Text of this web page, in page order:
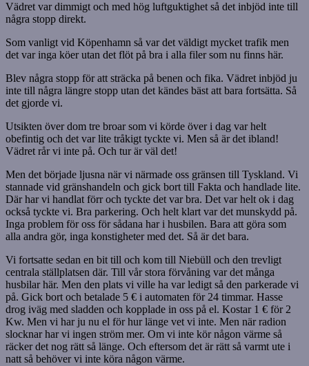
Vädret var dimmigt och med hög luftguktighet så det inbjöd inte till
några stopp direkt.
Som vanligt vid Köpenhamn så var det väldigt mycket trafik men
det var inga köer utan det flöt på bra i alla filer som nu finns här.
Blev några stopp för att sträcka på benen och fika. Vädret inbjöd ju
inte till några längre stopp utan det kändes bäst att bara fortsätta. Så
det gjorde vi.
Utsikten över dom tre broar som vi körde över i dag var helt
obefintig och det var lite tråkigt tyckte vi. Men så är det ibland!
Vädret rår vi inte på. Och tur är väl det!
Men det började ljusna när vi närmade oss gränsen till Tyskland. Vi
stannade vid gränshandeln och gick bort till Fakta och handlade lite.
Där har vi handlat förr och tyckte det var bra. Det var helt ok i dag
också tyckte vi. Bra parkering. Och helt klart var det munskydd på.
Inga problem för oss för sådana har i husbilen. Bara att göra som
alla andra gör, inga konstigheter med det. Så är det bara.
Vi fortsatte sedan en bit till och kom till Niebüll och den trevligt
centrala ställplatsen där. Till vår stora förvåning var det många
husbilar här. Men den plats vi ville ha var ledigt så den parkerade vi
på. Gick bort och betalade 5 € i automaten för 24 timmar. Hasse
drog iväg med sladden och kopplade in oss på el. Kostar 1 € för 2
Kw. Men vi har ju nu el för hur länge vet vi inte. Men när radion
slocknar har vi ingen ström mer. Om vi inte kör någon värme så
räcker det nog rätt så länge. Och eftersom det är rätt så varmt ute i
natt så behöver vi inte köra någon värme.